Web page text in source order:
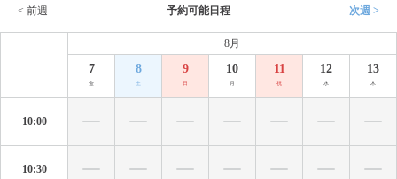
< 前週 予約可能日程 次週 >
8月
7
金
8
土
9
日
10
月
11
祝
12
水
13
木
10:00
10:30